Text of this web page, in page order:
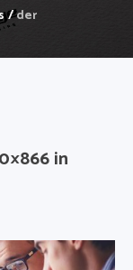
/der
in